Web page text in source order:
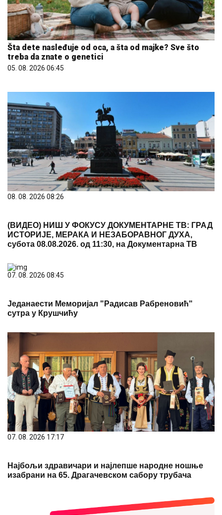
Šta dete nasleđuje od oca, a šta od majke? Sve što
treba da znate o genetici
05. 08. 2026 06:45
08. 08. 2026 08:26
(ВИДЕО) НИШ У ФОКУСУ ДОКУМЕНТАРНЕ ТВ: ГРАД
ИСТОРИЈЕ, МЕРАКА И НЕЗАБОРАВНОГ ДУХА,
субота 08.08.2026. од 11:30, на Документарна ТВ
07. 08. 2026 08:45
Једанаести Меморијал "Радисав Рабреновић"
сутра у Крушчићу
07. 08. 2026 17:17
Најбољи здравичари и најлепше народне ношње
изабрани на 65. Драгачевском сабору трубача